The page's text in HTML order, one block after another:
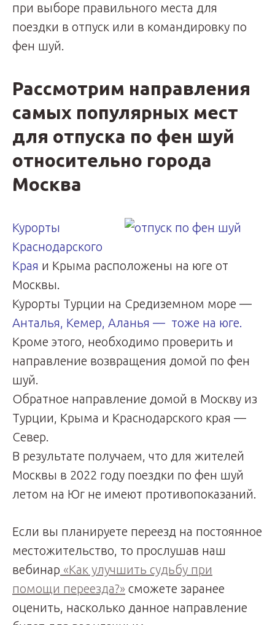
при выборе правильного места для
поездки в отпуск или в командировку по
фен шуй.
Рассмотрим направления
самых популярных мест
для отпуска по фен шуй
относительно города
Москва
Курорты
Краснодарского
Края и Крыма расположены на юге от
Москвы.
Курорты Турции на Средиземном море —
Анталья, Кемер, Аланья — тоже на юге.
Кроме этого, необходимо проверить и
направление возвращения домой по фен
шуй.
Обратное направление домой в Москву из
Турции, Крыма и Краснодарского края —
Север.
В результате получаем, что для жителей
Москвы в 2022 году поездки по фен шуй
летом на Юг не имеют противопоказаний.
Если вы планируете переезд на постоянное
местожительство, то прослушав наш
вебинар «Как улучшить судьбу при
помощи переезда?» сможете заранее
оценить, насколько данное направление